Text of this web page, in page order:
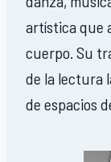
artística que
cuerpo. Su
de la lectura
de espacios